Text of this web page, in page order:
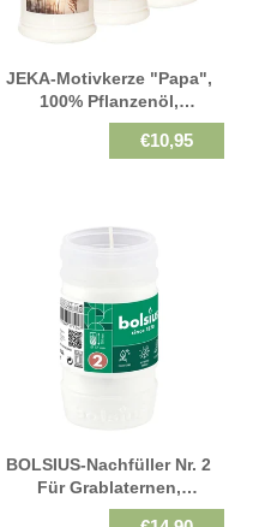
JEKA-Motivkerze "Papa",
100% Pflanzenöl,
Brenndauer Bis 4 Tage,
75/170 Mm, 3 St.
€10,95
BOLSIUS-Nachfüller Nr. 2
Für Grablaternen,
Brenndauer Ca. 35h, 110/57